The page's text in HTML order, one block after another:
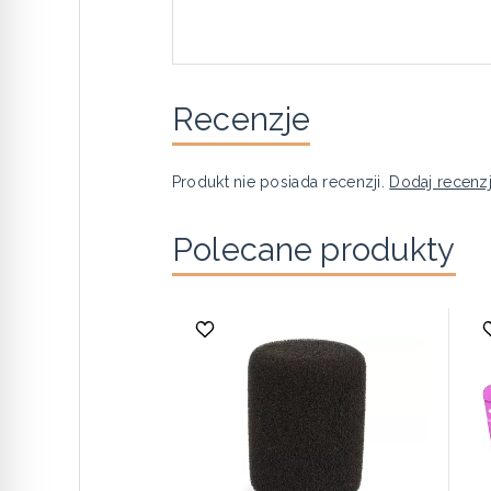
Recenzje
Produkt nie posiada recenzji. Dodaj
Polecane produkty